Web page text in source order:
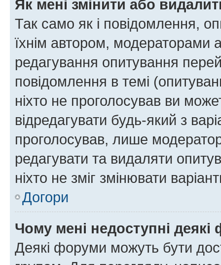
Як мені змінити або
Так само як і повідомлення,
їхнім автором, модераторами
редагування опитування
повідомлення в темі
ніхто не проголосував ви
відредагувати будь-який з
проголосував, лише
редагувати та видаляти
ніхто не зміг змінювати
Догори
Чому мені недоступні
Деякі форуми можуть бути